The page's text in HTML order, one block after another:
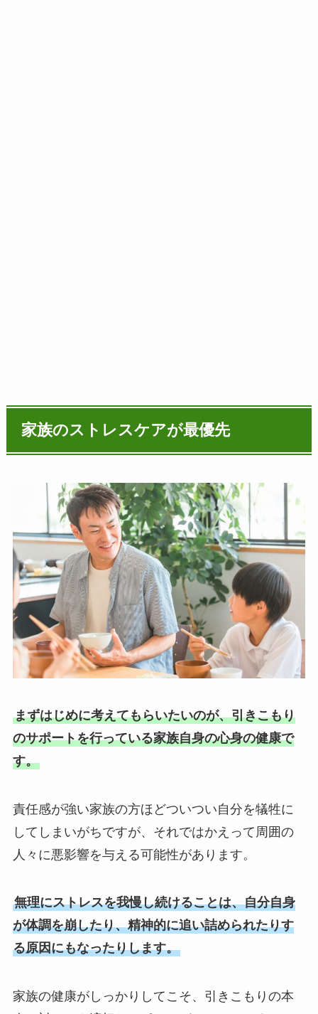
家族のストレスケアが最優先
まずはじめに考えてもらいたいのが、引きこもり
のサポートを行っている家族自身の心身の健康で
す。
責任感が強い家族の方ほどついつい自分を犠牲に
してしまいがちですが、それではかえって周囲の
人々に悪影響を与える可能性があります。
無理にストレスを我慢し続けることは、自分自身
が体調を崩したり、精神的に追い詰められたりす
る原因にもなったりします。
家族の健康がしっかりしてこそ、引きこもりの本